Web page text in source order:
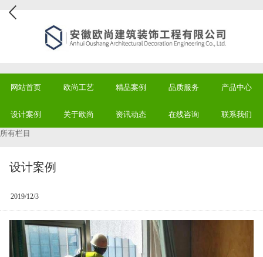
网站首页 欧尚工艺 精品案例 品质服务 产品中心
设计案例 关于欧尚 资讯动态 在线咨询 联系我们
所有栏目
设计案例
2019/12/3